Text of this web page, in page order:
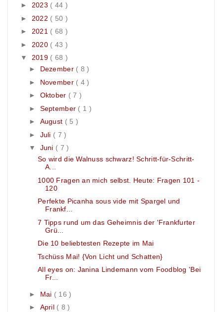
► 2023 ( 44 )
► 2022 ( 50 )
► 2021 ( 68 )
► 2020 ( 43 )
▼ 2019 ( 68 )
► Dezember ( 8 )
► November ( 4 )
► Oktober ( 7 )
► September ( 1 )
► August ( 5 )
► Juli ( 7 )
▼ Juni ( 7 )
So wird die Walnuss schwarz! Schritt-für-Schritt-
A...
1000 Fragen an mich selbst. Heute: Fragen 101 -
120
Perfekte Picanha sous vide mit Spargel und
Frankf...
7 Tipps rund um das Geheimnis der 'Frankfurter
Grü...
Die 10 beliebtesten Rezepte im Mai
Tschüss Mai! {Von Licht und Schatten}
All eyes on: Janina Lindemann vom Foodblog 'Bei
Fr...
► Mai ( 16 )
► April ( 8 )